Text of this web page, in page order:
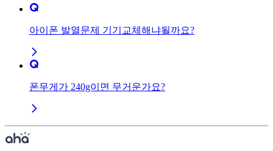
아이폰 발열문제 기기교체해냐될까요?
폰무게가 240g이면 무거운가요?